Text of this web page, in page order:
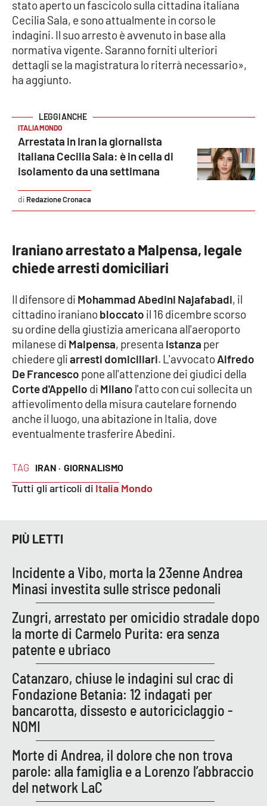
EDIZIONI
LOCALI
Catanzaro
Vibo Valentia
Reggio Calabria
Cosenza
PROGETTI
SPECIALI
Buona Sanità Calabria
LA
CALABRIAVISIONE
Destinazioni
Eventi
Food
Storie
Lacplay.it
Lactv.it
Laconair.it
Lacitymag.it
Lacapitalenews.it
Ilreggino.it
Cosenzachannel.it
Ilvibonese.it
Catanzarochannel.it
TAG IRAN · GIORNALISMO
Tutti gli articoli di Italia Mondo
stato aperto un fascicolo sulla cittadina italiana
Cecilia Sala, e sono attualmente in corso le
indagini. Il suo arresto è avvenuto in base alla
normativa vigente. Saranno forniti ulteriori
dettagli se la magistratura lo riterrà necessario»,
ha aggiunto.
ITALIA MONDO
Arrestata in Iran la giornalista
italiana Cecilia Sala: è in cella di
isolamento da una settimana
Redazione Cronaca
Iraniano arrestato a Malpensa, legale
chiede arresti domiciliari
Il difensore di Mohammad Abedini Najafabadi, il
cittadino iranianobloccato il 16 dicembre scorso
su ordine della giustizia americana all'aeroporto
milanese di Malpensa, presenta istanza per
chiedere gliarresti domiciliari. L'avvocatoAlfredo
De Francesco pone all'attenzione dei giudici della
Corte d'Appello di Milano l'atto con cui sollecita un
affievolimento della misura cautelare fornendo
anche il luogo, una abitazione in Italia, dove
eventualmente trasferire Abedini.
PIÙ LETTI
Incidente a Vibo, morta la 23enne Andrea
Minasi investita sulle strisce pedonali
Zungri, arrestato per omicidio stradale dopo
la morte di Carmelo Purita: era senza
patente e ubriaco
Catanzaro, chiuse le indagini sul crac di
Fondazione Betania: 12 indagati per
bancarotta, dissesto e autoriciclaggio -
NOMI
Morte di Andrea, il dolore che non trova
parole: alla famiglia e a Lorenzo l’abbraccio
del network LaC